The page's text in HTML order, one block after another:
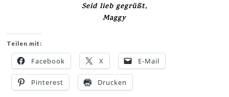
Seid lieb gegrüßt,
Maggy
Teilen mit:
Facebook X E-Mail
Pinterest Drucken